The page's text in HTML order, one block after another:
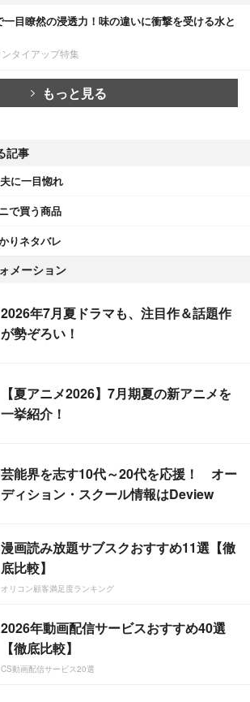
一目瞭然の浸透力！味の違いに衝撃を受ける水と
タイアップ特集
もっと見る
記事
に一目惚れ
で買う商品
りネタバレ
メーション
2026年7月夏ドラマも、注目作＆話題作
が勢ぞろい！
【夏アニメ2026】7月期夏の新アニメを
一挙紹介！
芸能界を志す10代～20代を応援！ オー
ディション・スクール情報はDeview
漫画読み放題サブスクおすすめ11選【徹
底比較】
オリコン顧客満足度ランキング
2026年動画配信サービスおすすめ40選
【徹底比較】
CS動画配信サービス20選